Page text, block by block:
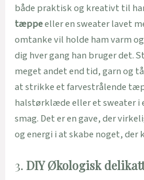
både praktisk og kreativt til
tæppeeller en sweater lavet
omtanke vil holde ham varm
dig hver gang han bruger det.
meget andet end tid, garn og
at strikke et farvestrålende
halstørklæde eller et sweater i
smag. Det er en gave, der
og energi i at skabe noget, der
3.DIY Økologisk